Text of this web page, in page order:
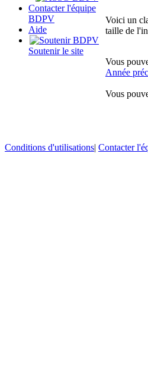
Contacter l'équipe
BDPV
Aide
Soutenir le site
Voici un
taille de
Vous
Année
Vous
Conditions d'utilisations| Contacter